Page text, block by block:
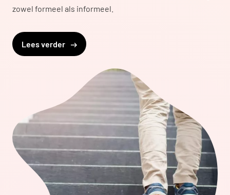
zowel formeel als informeel.
Lees verder